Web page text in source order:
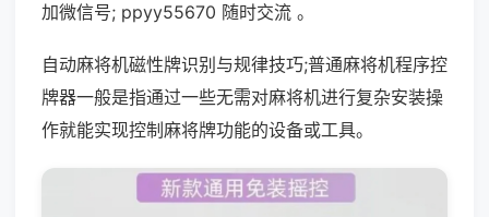
加微信号; ppyy55670 随时交流 。
自动麻将机磁性牌识别与规律技巧;普通麻将机程序控
牌器一般是指通过一些无需对麻将机进行复杂安装操
作就能实现控制麻将牌功能的设备或工具。